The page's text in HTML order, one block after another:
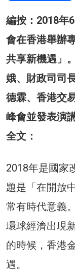
編按：2018年
會在香港舉辦
共享新機遇」
娥、財政司司
德霖、香港交
峰會並發表演
全文：
2018年是國家
題是「在開放
常有時代意義
環球經濟出現
的時候，香港
遇。